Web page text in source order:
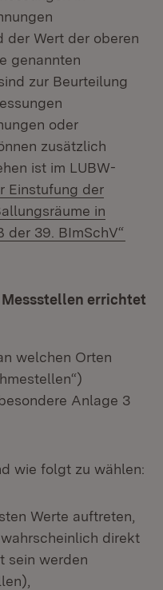
der Wert der oberen
genannten
zur Beurteilung
oder
zusätzlich
ist im LUBW-
Einstufung der
in
der 39. BImSchV“
errichtet
welchen Orten
Anlage 3
wie folgt zu wählen:
Werte auftreten,
direkt
sein werden